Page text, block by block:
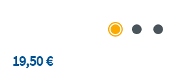
Regulärer Preis:
19,50 €